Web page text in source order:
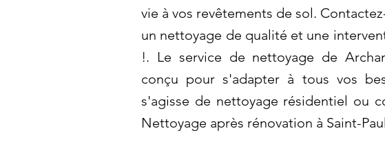
vie à vos revêtements de sol.
un nettoyage de qualité et une
!. Le service de nettoyage de
conçu pour s'adapter à tous vos
s'agisse de nettoyage résidentiel ou
Nettoyage après rénovation à Saint-Paul